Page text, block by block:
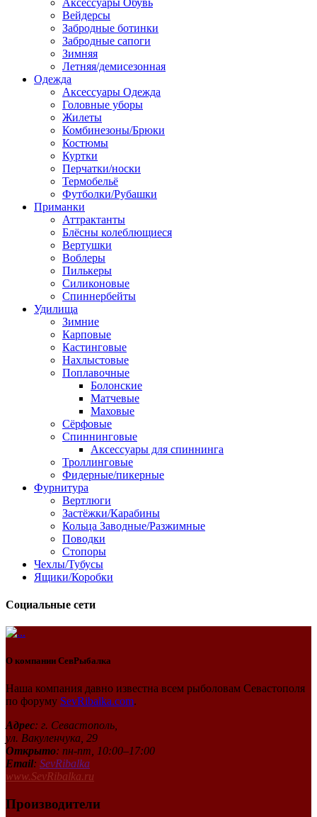
Аксессуары Обувь
Вейдерсы
Забродные ботинки
Забродные сапоги
Зимняя
Летняя/демисезонная
Одежда
Аксессуары Одежда
Головные уборы
Жилеты
Комбинезоны/Брюки
Костюмы
Куртки
Перчатки/носки
Термобельё
Футболки/Рубашки
Приманки
Аттрактанты
Блёсны колеблющиеся
Вертушки
Воблеры
Пилькеры
Силиконовые
Спиннербейты
Удилища
Зимние
Карповые
Кастинговые
Нахлыстовые
Поплавочные
Болонские
Матчевые
Маховые
Сёрфовые
Спиннинговые
Аксессуары для спиннинга
Троллинговые
Фидерные/пикерные
Фурнитура
Вертлюги
Застёжки/Карабины
Кольца Заводные/Разжимные
Поводки
Стопоры
Чехлы/Тубусы
Ящики/Коробки
Социальные сети
О компании СевРыбалка
Наша компания давно известна всем рыболовам Севастополя
по форуму SevRibalka.com.
Адрес: г. Севастополь,
ул. Вакуленчука, 29
Открыто: пн-пт, 10:00–17:00
Email: SevRibalka
www.SevRibalka.ru
Производители